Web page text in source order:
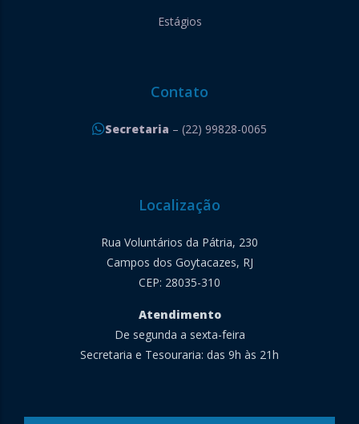
Estágios
Contato
Secretaria – (22) 99828-0065
Localização
Rua Voluntários da Pátria, 230
Campos dos Goytacazes, RJ
CEP: 28035-310
Atendimento
De segunda a sexta-feira
Secretaria e Tesouraria: das 9h às 21h